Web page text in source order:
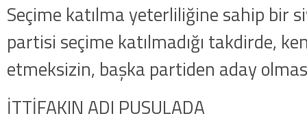
Seçime katılma yeterliliğine sahip bir
partisi seçime katılmadığı takdirde,
etmeksizin, başka partiden aday
İTTİFAKIN ADI PUSULADA